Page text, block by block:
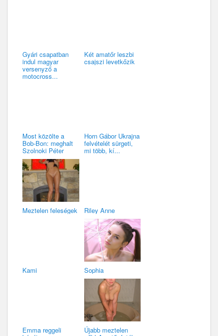
Gyári csapatban
indul magyar
versenyző a
motocross...
Két amatőr leszbi
csajszi levetkőzik
Most közölte a
Bob-Bon: meghalt
Szolnoki Péter
Horn Gábor Ukrajna
felvételét sürgeti,
mi több, kí...
Meztelen feleségek Riley Anne
Kami Sophia
Emma reggeli Újabb meztelen